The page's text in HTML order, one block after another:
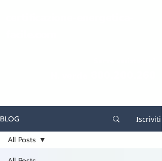
BLOG Iscriviti
All Posts